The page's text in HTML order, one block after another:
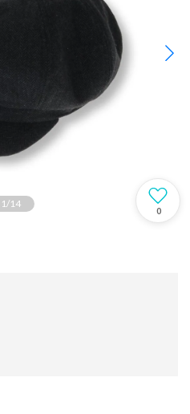
1 /14
0